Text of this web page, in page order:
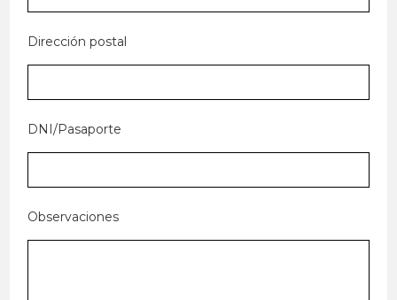
Dirección postal
DNI/Pasaporte
Observaciones